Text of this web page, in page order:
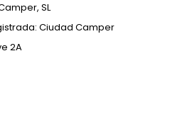
SL
Ciudad Camper
2A